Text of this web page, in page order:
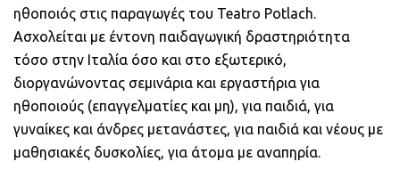
ηθοποιός στις παραγωγές του Teatro Potlach.
Ασχολείται με έντονη παιδαγωγική δραστηριότητα
τόσο στην Ιταλία όσο και στο εξωτερικό,
διοργανώνοντας σεμινάρια και εργαστήρια για
ηθοποιούς (επαγγελματίες και μη), για παιδιά, για
γυναίκες και άνδρες μετανάστες, για παιδιά και νέους με
μαθησιακές δυσκολίες, για άτομα με αναπηρία.